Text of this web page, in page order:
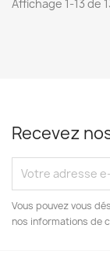
Affichage 1-13 de
Recevez
Vous pouvez vous
nos informations de